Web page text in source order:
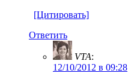
[Цитировать]
Ответить
VTA:
12/10/2012 в 09:28